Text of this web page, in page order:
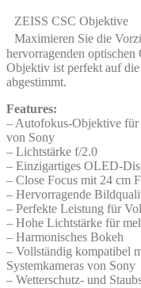
ZEISS CSC Objektive
Maximieren Sie die
hervorragenden
Objektiv ist perfekt auf die
abgestimmt.
Features:
– Autofokus-Objektive für
von Sony
– Lichtstärke f/2.0
– Einzigartiges OLED-
– Close Focus mit 24 cm
– Hervorragende
– Perfekte Leistung für
– Hohe Lichtstärke für
– Harmonisches Bokeh
– Vollständig kompatibel
Systemkameras von Sony
– Wetterschutz- und